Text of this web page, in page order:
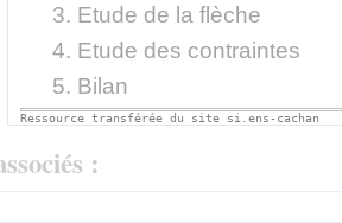
Etude de la flèche
Etude des contraintes
Bilan
Ressource transférée du site si.ens-cachan
: